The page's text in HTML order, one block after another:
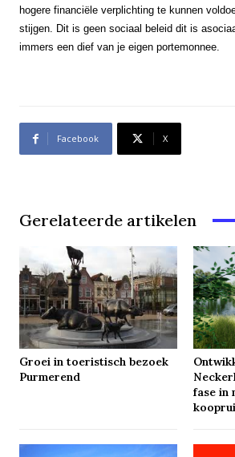
hogere financiële verplichting te kunnen
stijgen. Dit is geen sociaal beleid dit is
immers een dief van je eigen portemonnee.
Facebook X
Gerelateerde artikelen
Groei in toeristisch bezoek
Purmerend
fase in